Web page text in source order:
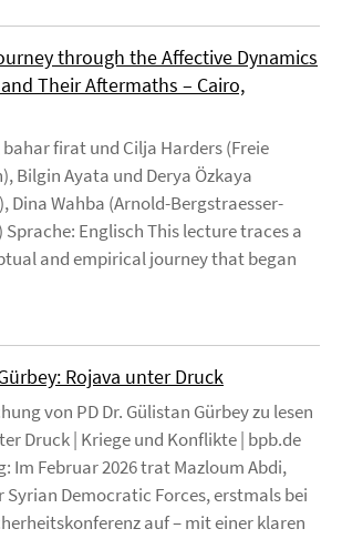
through the Affective Dynamics
Their Aftermaths – Cairo,
firat und Cilja Harders (Freie
Bilgin Ayata und Derya Özkaya
Dina Wahba (Arnold-Bergstraesser-
Englisch This lecture traces a
and empirical journey that began
Rojava unter Druck
von PD Dr. Gülistan Gürbey zu lesen
Druck | Kriege und Konflikte | bpb.de
Im Februar 2026 trat Mazloum Abdi,
Democratic Forces, erstmals bei
auf – mit einer klaren